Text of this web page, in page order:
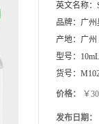
英文名称：
品牌： 广州
产地： 广州
型号： 10mL
货号：
价格： ￥
发布日期：